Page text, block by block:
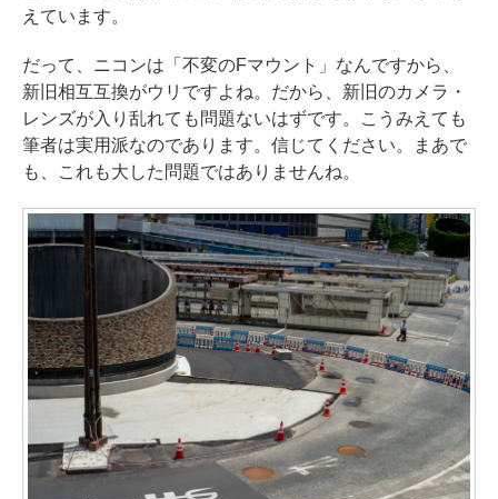
えています。
だって、ニコンは「不変のFマウント」なんですから、
新旧相互互換がウリですよね。だから、新旧のカメラ・
レンズが入り乱れても問題ないはずです。こうみえても
筆者は実用派なのであります。信じてください。まあで
も、これも大した問題ではありませんね。